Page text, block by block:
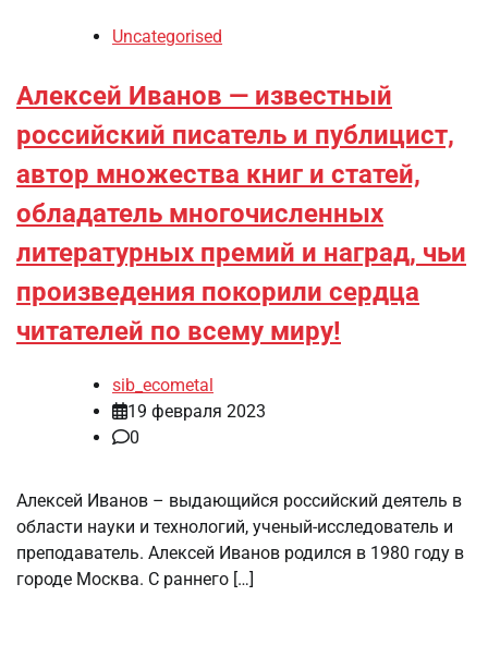
Uncategorised
Алексей Иванов — известный
российский писатель и публицист,
автор множества книг и статей,
обладатель многочисленных
литературных премий и наград, чьи
произведения покорили сердца
читателей по всему миру!
sib_ecometal
19 февраля 2023
0
Алексей Иванов – выдающийся российский деятель в
области науки и технологий, ученый-исследователь и
преподаватель. Алексей Иванов родился в 1980 году в
городе Москва. С раннего […]